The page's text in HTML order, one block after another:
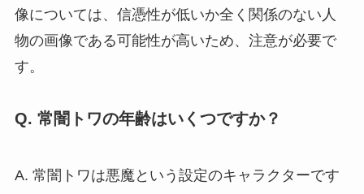
像については、信憑性が低いか全く関係のない人
物の画像である可能性が高いため、注意が必要で
す。
Q. 常闇トワの年齢はいくつですか？
A. 常闇トワは悪魔という設定のキャラクターです